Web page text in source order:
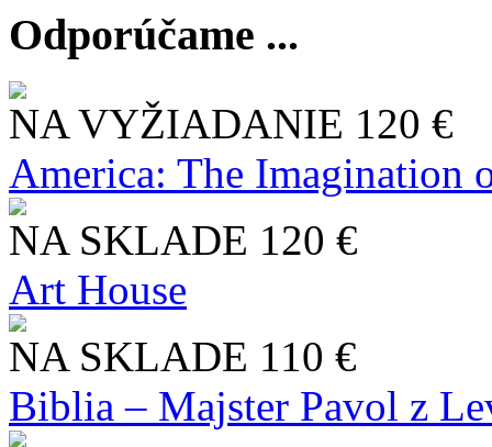
Odporúčame ...
NA VYŽIADANIE 120 €
America: The Imagination
NA SKLADE 120 €
Art House
NA SKLADE 110 €
Biblia – Majster Pavol z